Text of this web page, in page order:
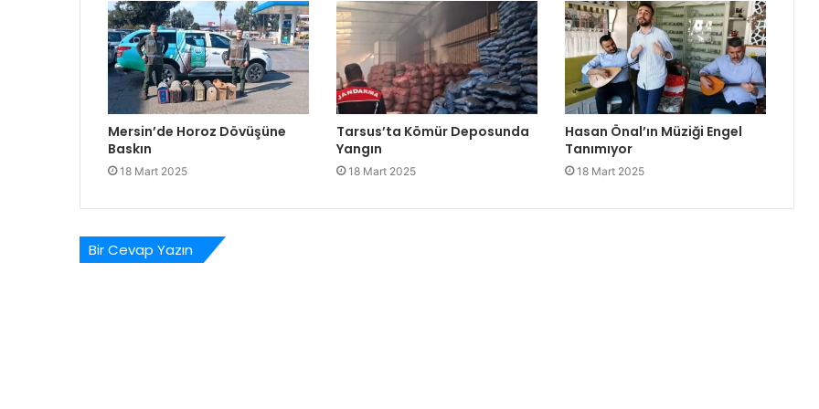
Mersin’de Horoz Dövüşüne
Baskın
18 Mart 2025
Tarsus’ta Kömür Deposunda
Yangın
18 Mart 2025
Hasan Önal’ın Müziği Engel
Tanımıyor
18 Mart 2025
Bir Cevap Yazın